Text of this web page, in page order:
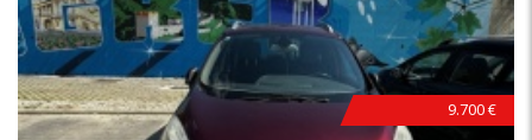
9.700 €